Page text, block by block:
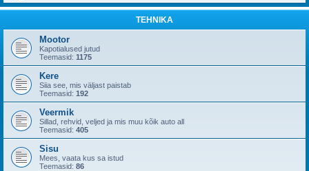
TEHNIKA
Mootor
Kapotialused jutud
Teemasid: 1175
Kere
Siia see, mis väljast paistab
Teemasid: 192
Veermik
Sillad, rehvid, veljed ja mis muu kõik auto all
Teemasid: 405
Sisu
Mees, vaata kus sa istud
Teemasid: 86